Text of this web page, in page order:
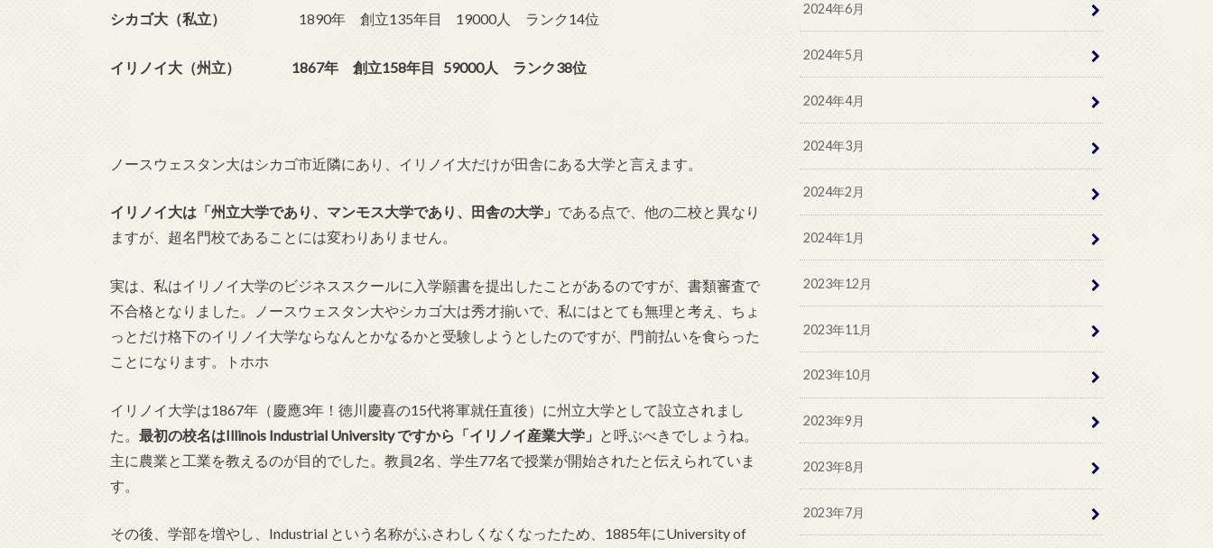
シカゴ大（私立） 1890年 創立135年目 19000人 ランク14位
イリノイ大（州立） 1867年 創立158年目 59000人 ランク38位
ノースウェスタン大はシカゴ市近隣にあり、イリノイ大だけが田舎にある大学と言えます。
イリノイ大は「州立大学であり、マンモス大学であり、田舎の大学」 である点で、他の二校と異なり
ますが、超名門校であることには変わりありません。
実は、私はイリノイ大学のビジネススクールに入学願書を提出したことがあるのですが、書類審査で
不合格となりました。ノースウェスタン大やシカゴ大は秀才揃いで、私にはとても無理と考え、ちょ
っとだけ格下のイリノイ大学ならなんとかなるかと受験しようとしたのですが、門前払いを食らった
ことになります。トホホ
イリノイ大学は1867年（慶應3年！徳川慶喜の15代将軍就任直後）に州立大学として設立されまし
た。 最初の校名はIllinois Industrial University ですから「イリノイ産業大学」
と呼ぶべきでしょうね。
主に農業と工業を教えるのが目的でした。教員2名、学生77名で授業が開始されたと伝えられていま
す。
その後、学部を増やし、Industrial という名称がふさわしくなくなったため、1885年にUniversity of
2024年6月
2024年5月
2024年4月
2024年3月
2024年2月
2024年1月
2023年12月
2023年11月
2023年10月
2023年9月
2023年8月
2023年7月